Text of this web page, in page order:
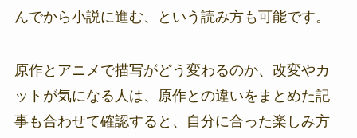
んでから小説に進む、という読み方も可能です。
原作とアニメで描写がどう変わるのか、改変やカ
ットが気になる人は、原作との違いをまとめた記
事も合わせて確認すると、自分に合った楽しみ方